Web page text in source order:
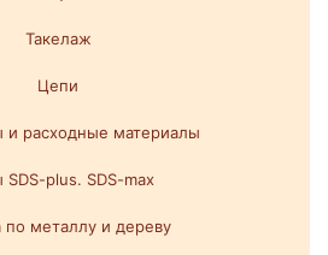
Такелаж
Цепи
и расходные материалы
SDS-plus. SDS-max
по металлу и дереву